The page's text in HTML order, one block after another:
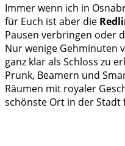
Immer wenn ich in
für Euch ist aber die
Pausen verbringen oder
Nur wenige Gehminuten
ganz klar als Schloss zu
Prunk, Beamern und
Räumen mit royaler
schönste Ort in der Stadt